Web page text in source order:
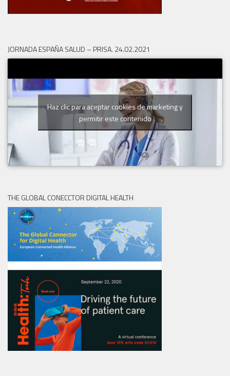
JORNADA ESPAÑA SALUD – PRISA. 24.02.2021
Haz clic para aceptar cookies de marketing y
permitir este contenido
THE GLOBAL CONECCTOR DIGITAL HEALTH